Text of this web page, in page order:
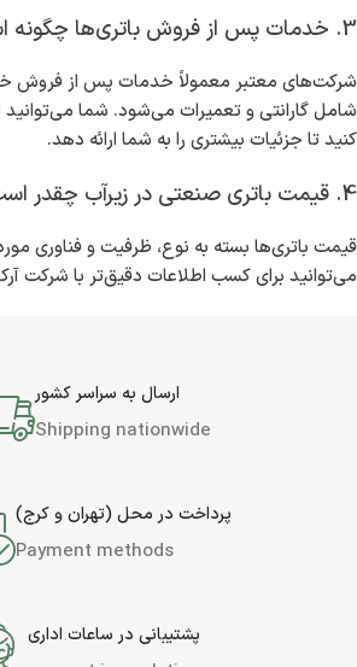
3. خدمات پس از فروش باتری‌ها چگونه است؟
شرکت‌های معتبر معمولاً خدمات پس از فروش
شامل گارانتی و تعمیرات می‌شود. شما می‌توانید
کنید تا جزئیات بیشتری را به شما ارائه دهد.
4. قیمت باتری صنعتی در زیرآب چقدر است؟
قیمت باتری‌ها بسته به نوع، ظرفیت و فناوری
می‌توانید برای کسب اطلاعات دقیق‌تر با شرکت
ارسال به سراسر کشور
Shipping nationwide
پرداخت در محل (تهران و کرج)
Payment methods
پشتیبانی در ساعات اداری